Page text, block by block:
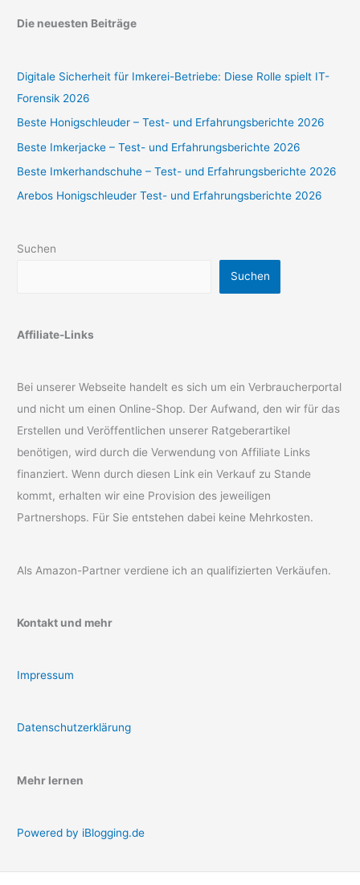
Die neuesten Beiträge
Digitale Sicherheit für Imkerei-Betriebe: Diese Rolle spielt IT-
Forensik 2026
Beste Honigschleuder – Test- und Erfahrungsberichte 2026
Beste Imkerjacke – Test- und Erfahrungsberichte 2026
Beste Imkerhandschuhe – Test- und Erfahrungsberichte 2026
Arebos Honigschleuder Test- und Erfahrungsberichte 2026
Suchen
Suchen
Affiliate-Links
Bei unserer Webseite handelt es sich um ein Verbraucherportal
und nicht um einen Online-Shop. Der Aufwand, den wir für das
Erstellen und Veröffentlichen unserer Ratgeberartikel
benötigen, wird durch die Verwendung von Affiliate Links
finanziert. Wenn durch diesen Link ein Verkauf zu Stande
kommt, erhalten wir eine Provision des jeweiligen
Partnershops. Für Sie entstehen dabei keine Mehrkosten.
Als Amazon-Partner verdiene ich an qualifizierten Verkäufen.
Kontakt und mehr
Impressum
Datenschutzerklärung
Mehr lernen
Powered by iBlogging.de